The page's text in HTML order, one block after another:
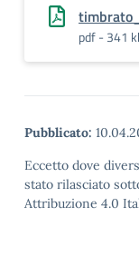
pdf - 341
Pubblicato:
Eccetto dove
stato rilasciato
Attribuzione 4.0